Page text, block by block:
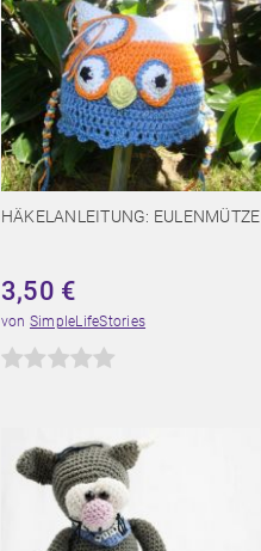
HÄKELANLEITUNG: EULENMÜTZE
3,50 €
von SimpleLifeStories